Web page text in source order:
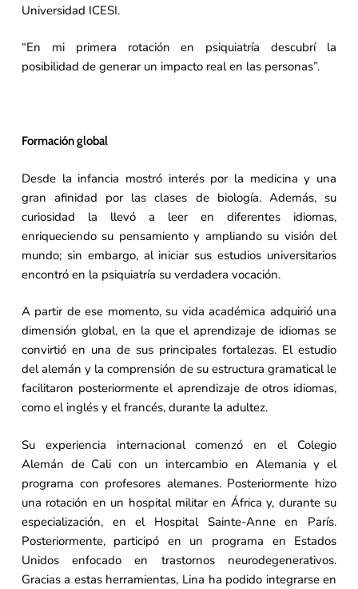
Universidad ICESI.
“En mi primera rotación en psiquiatría descubrí la
posibilidad de generar un impacto real en las personas”.
Formación global
Desde la infancia mostró interés por la medicina y una
gran afinidad por las clases de biología. Además, su
curiosidad la llevó a leer en diferentes idiomas,
enriqueciendo su pensamiento y ampliando su visión del
mundo; sin embargo, al iniciar sus estudios universitarios
encontró en la psiquiatría su verdadera vocación.
A partir de ese momento, su vida académica adquirió una
dimensión global, en la que el aprendizaje de idiomas se
convirtió en una de sus principales fortalezas. El estudio
del alemán y la comprensión de su estructura gramatical le
facilitaron posteriormente el aprendizaje de otros idiomas,
como el inglés y el francés, durante la adultez.
Su experiencia internacional comenzó en el Colegio
Alemán de Cali con un intercambio en Alemania y el
programa con profesores alemanes. Posteriormente hizo
una rotación en un hospital militar en África y, durante su
especialización, en el Hospital Sainte-Anne en París.
Posteriormente, participó en un programa en Estados
Unidos enfocado en trastornos neurodegenerativos.
Gracias a estas herramientas, Lina ha podido integrarse en